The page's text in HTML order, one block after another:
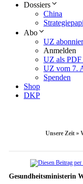
Dossiers
China
Abo
UZ
Anmelden
UZ als
UZ vom 7.
Spenden
Shop
DKP
Unsere Zeit »
Gesundheitsministerin